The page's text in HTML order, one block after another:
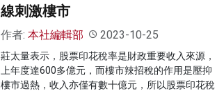
線刺激樓市
作者: 本社編輯部 2023-10-25
莊太量表示，股票印花稅率是財政重要收入來源，
上年度達600多億元，而樓市辣招稅的作用是壓抑
樓市過熱，收入亦僅有數十億元，所以股票印花稅